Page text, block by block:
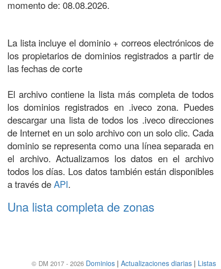
momento de: 08.08.2026.
La lista incluye el dominio + correos electrónicos de
los propietarios de dominios registrados a partir de
las fechas de corte
El archivo contiene la lista más completa de todos
los dominios registrados en .iveco zona. Puedes
descargar una lista de todos los .iveco direcciones
de Internet en un solo archivo con un solo clic. Cada
dominio se representa como una línea separada en
el archivo. Actualizamos los datos en el archivo
todos los días. Los datos también están disponibles
a través deAPI.
Una lista completa de zonas
© DM 2017 - 2026 Dominios | Actualizaciones diarias | Listas